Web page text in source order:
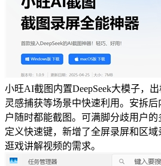
小旺AI截图内置DeepSeek大模子，
灵感捕获等场景中快速利用。安拆后
户随时都能截图。可满脚分歧用户
定义快速键，新增了全屏录屏和区
逛戏讲解视频的需求。